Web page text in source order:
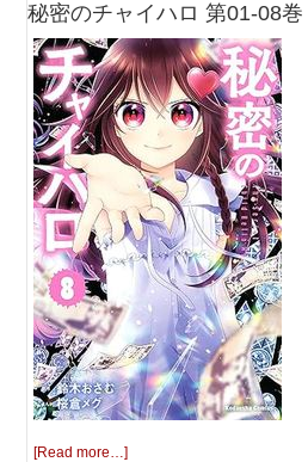
秘密のチャイハロ 第01-08巻
[Read more…]